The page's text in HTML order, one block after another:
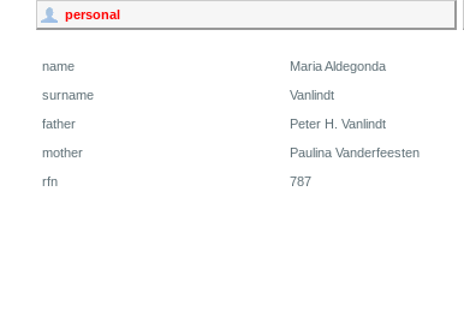
personal
name
Maria Aldegonda
surname
Vanlindt
father
Peter H. Vanlindt
mother
Paulina Vanderfeesten
rfn
787